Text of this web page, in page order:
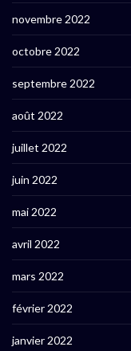
novembre 2022
octobre 2022
septembre 2022
août 2022
juillet 2022
juin 2022
mai 2022
avril 2022
mars 2022
février 2022
janvier 2022